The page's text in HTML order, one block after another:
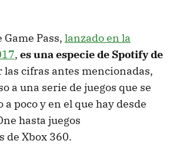
Pass, lanzado en la
, es una especie de Spotify de
las cifras antes mencionadas,
a una serie de juegos que se
poco y en el que hay desde
hasta juegos
de Xbox 360.